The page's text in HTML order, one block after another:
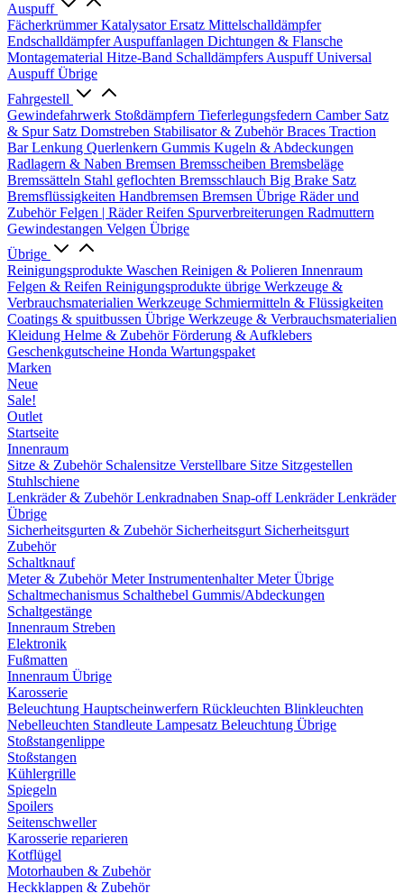
Auspuff
FächerkrümmerKatalysator Ersatz Mittelschalldämpfer
EndschalldämpferAuspuffanlagen Dichtungen & Flansche
Montagematerial Hitze-Band Schalldämpfers Auspuff Universal
Auspuff Übrige
Fahrgestell
Gewindefahrwerk Stoßdämpfern Tieferlegungsfedern Camber Satz
& Spur Satz Domstreben Stabilisator & ZubehörBraces Traction
BarLenkung Querlenkern Gummis Kugeln & Abdeckungen
Radlagern & Naben Bremsen Bremsscheiben Bremsbeläge
Bremssätteln Stahl geflochten Bremsschlauch Big Brake Satz
Bremsflüssigkeiten Handbremsen Bremsen Übrige Räder und
ZubehörFelgen | RäderReifen Spurverbreiterungen Radmuttern
Gewindestangen Velgen Übrige
Übrige
Reinigungsprodukte Waschen Reinigen & Polieren Innenraum
Felgen & Reifen Reinigungsprodukte übrige Werkzeuge &
Verbrauchsmaterialien Werkzeuge Schmiermitteln & Flüssigkeiten
Coatings & spuitbussen Übrige Werkzeuge & Verbrauchsmaterialien
Kleidung Helme & ZubehörFörderung & Aufklebers
Geschenkgutscheine Honda Wartungspaket
Marken
Neue
Sale!
Outlet
Startseite
Innenraum
Sitze & Zubehör Schalensitze Verstellbare Sitze Sitzgestellen
Stuhlschiene
Lenkräder & ZubehörLenkradnaben Snap-offLenkräderLenkräder
Übrige
Sicherheitsgurten & Zubehör Sicherheitsgurt Sicherheitsgurt
Zubehör
Schaltknauf
Meter & ZubehörMeterInstrumentenhalterMeter Übrige
Schaltmechanismus Schalthebel Gummis/Abdeckungen
Schaltgestänge
Innenraum Streben
Elektronik
Fußmatten
Innenraum Übrige
Karosserie
Beleuchtung Hauptscheinwerfern Rückleuchten Blinkleuchten
Nebelleuchten Standleute Lampesatz Beleuchtung Übrige
Stoßstangenlippe
Stoßstangen
Kühlergrille
Spiegeln
Spoilers
Seitenschweller
Karosserie reparieren
Kotflügel
Motorhauben & Zubehör
Heckklappen & Zubehör